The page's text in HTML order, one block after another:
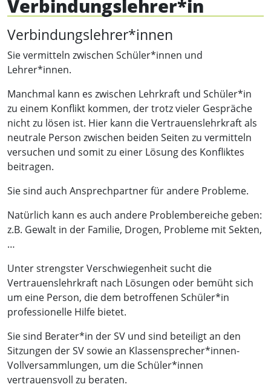
Verbindungslehrer*in
Verbindungslehrer*innen
Sie vermitteln zwischen Schüler*innen und
Lehrer*innen.
Manchmal kann es zwischen Lehrkraft und Schüler*in
zu einem Konflikt kommen, der trotz vieler Gespräche
nicht zu lösen ist. Hier kann die Vertrauenslehrkraft als
neutrale Person zwischen beiden Seiten zu vermitteln
versuchen und somit zu einer Lösung des Konfliktes
beitragen.
Sie sind auch Ansprechpartner für andere Probleme.
Natürlich kann es auch andere Problembereiche geben:
z.B. Gewalt in der Familie, Drogen, Probleme mit Sekten,
…
Unter strengster Verschwiegenheit sucht die
Vertrauenslehrkraft nach Lösungen oder bemüht sich
um eine Person, die dem betroffenen Schüler*in
professionelle Hilfe bietet.
Sie sind Berater*in der SV und sind beteiligt an den
Sitzungen der SV sowie an Klassensprecher*innen-
Vollversammlungen, um die Schüler*innen
vertrauensvoll zu beraten.